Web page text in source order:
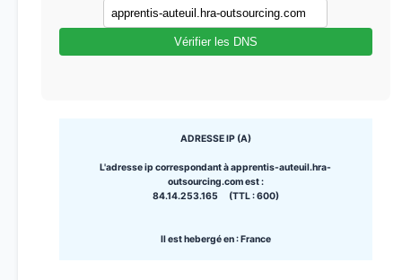
Vérifier les DNS
ADRESSE IP (A)
L'adresse ip correspondant à apprentis-auteuil.hra-
outsourcing.com est :
84.14.253.165 (TTL : 600)
Il est hebergé en : France